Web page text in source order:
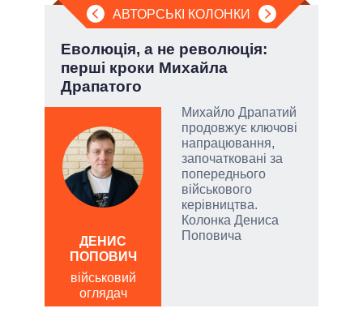
АВТОРСЬКІ КОЛОНКИ
Еволюція, а не революція:
перші кроки Михайла
Драпатого
Михайло Драпатий
продовжує ключові
напрацювання,
започатковані за
попереднього
військового
керівництва.
Колонка Дениса
Поповича
ДЕНИС
ПОПОВИЧ
військовий
оглядач